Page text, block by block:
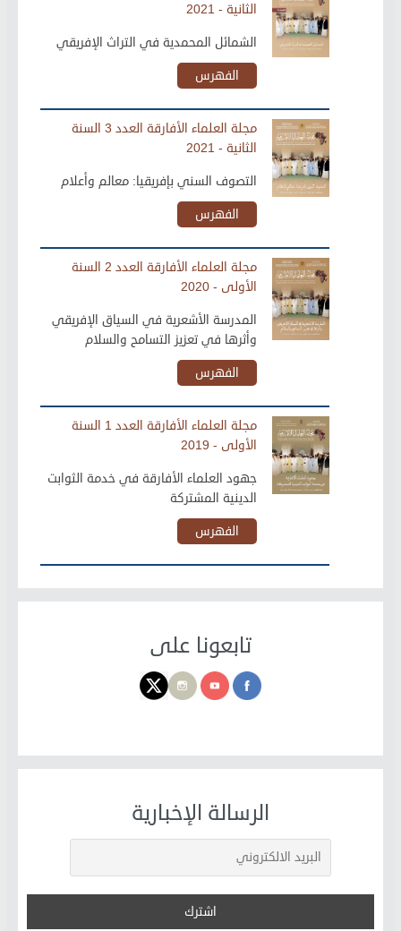
الثانية - 2021
الشمائل المحمدية في التراث الإفريقي
الفهرس
مجلة العلماء الأفارقة العدد 3 السنة
الثانية - 2021
التصوف السني بإفريقيا: معالم وأعلام
الفهرس
مجلة العلماء الأفارقة العدد 2 السنة
الأولى - 2020
المدرسة الأشعرية في السياق الإفريقي
وأثرها في تعزيز التسامح والسلام
الفهرس
مجلة العلماء الأفارقة العدد 1 السنة
الأولى - 2019
جهود العلماء الأفارقة في خدمة الثوابت
الدينية المشتركة
الفهرس
تابعونا على
الرسالة الإخبارية